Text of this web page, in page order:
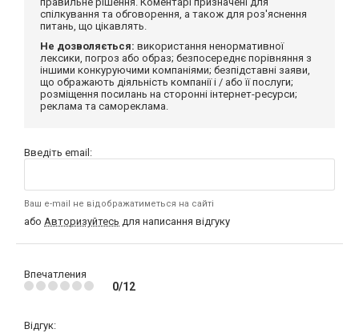
спілкування та обговорення, а також для роз'яснення
питань, що цікавлять.
Не дозволяється: використання ненормативної
лексики, погроз або образ; безпосереднє порівняння з
іншими конкуруючими компаніями; безпідставні заяви,
що ображають діяльність компанії і / або її послуги;
розміщення посилань на сторонні інтернет-ресурси;
реклама та самореклама.
Введіть email:
Ваш e-mail не відображатиметься на сайті
або Авторизуйтесь для написання відгуку
Впечатления
0/12
Відгук: